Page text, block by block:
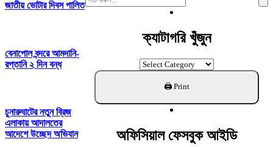
জাতীয় ভোটার দিবস পালিত
বেনাপোল বন্দরে আমদানি-
রপ্তানি ২ দিন বন্ধ
চুনারুঘাটের নতুন ব্রিজ
এলাকায় আদালতের
আদেশে উচ্ছেদ অভিযান
For:
ক্যাটাগরি খুঁজুন
ক্যাটাগরি
খুঁজুন
অফিসিয়াল ফেসবুক আইডি